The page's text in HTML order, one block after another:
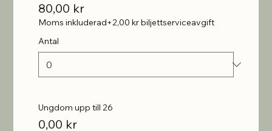
80,00 kr
Moms inkluderad+2,00 kr biljettserviceavgift
Antal
Ungdom upp till 26
0,00 kr